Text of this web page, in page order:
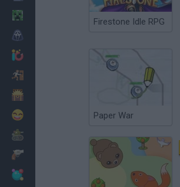
Firestone Idle RPG
Paper War